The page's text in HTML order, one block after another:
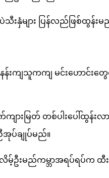
းနှံများ ပြန်လည်ဖြစ်ထွန်းမ
နန်းကျသူကကျ မင်းဟော
ကျားမြတ် တစ်ပါးပေါ်ထွန်း
အုပ်ချုပ်မည်။
လိမ့်ဦးမည်ကမ္ဘာအရပ်ရပ်က